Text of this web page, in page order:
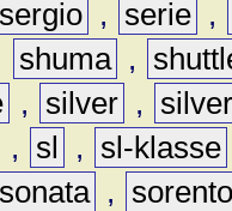
sergio , serie ,
shuma ,
, silver ,
, sl , sl-klasse
sonata ,